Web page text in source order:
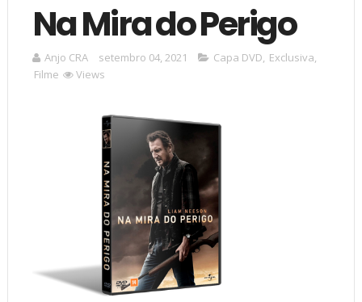
Na Mira do Perigo
Anjo CRA setembro 04, 2021 Capa DVD, Exclusiva,
Filme
Views